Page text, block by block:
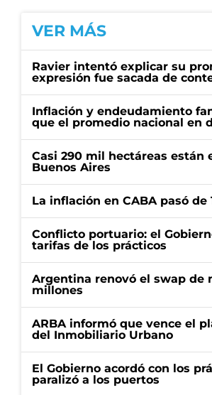
VER MÁS
Ravier intentó explicar su
expresión fue sacada de
Inflación y endeudamiento
que el promedio nacional en
Casi 290 mil hectáreas están
Buenos Aires
La inflación en CABA pasó de
Conflicto portuario: el
tarifas de los prácticos
Argentina renovó el swap de
millones
ARBA informó que vence el
del Inmobiliario Urbano
El Gobierno acordó con los
paralizó a los puertos